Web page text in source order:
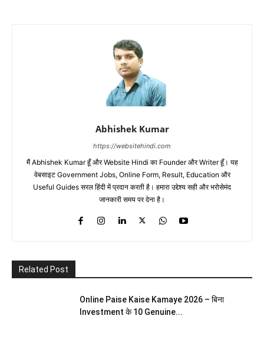
Abhishek Kumar
https://websitehindi.com
मैं Abhishek Kumar हूँ और Website Hindi का Founder और Writer हूँ। यह
वेबसाइट Government Jobs, Online Form, Result, Education और
Useful Guides सरल हिंदी में प्रदान करती है। हमारा उद्देश्य सही और भरोसेमंद
जानकारी समय पर देना है।
Related Post
Online Paise Kaise Kamaye 2026 – बिना
Investment के 10 Genuine...